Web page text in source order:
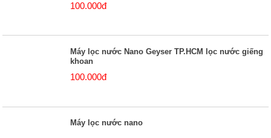
100.000đ
Máy lọc nước Nano Geyser TP.HCM lọc nước giếng
khoan
100.000đ
Máy lọc nước nano